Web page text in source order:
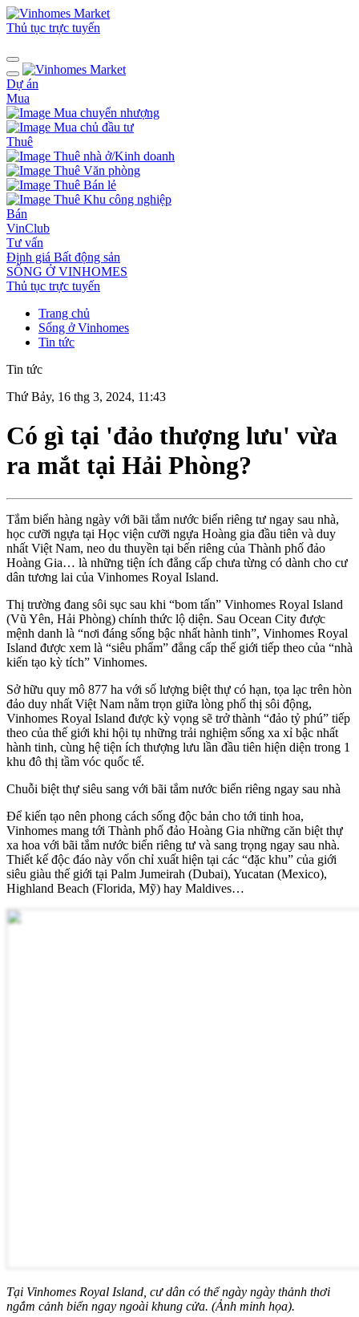
Thủ tục trực tuyến
Dự án
Mua
Mua chuyển nhượng
Mua chủ đầu tư
Thuê
Thuê nhà ở/Kinh doanh
Thuê Văn phòng
Thuê Bán lẻ
Thuê Khu công nghiệp
Bán
VinClub
Tư vấn
Định giá Bất động sản
SỐNG Ở VINHOMES
Thủ tục trực tuyến
Trang chủ
Sống ở Vinhomes
Tin tức
Tin tức
Thứ Bảy, 16 thg 3, 2024, 11:43
Có gì tại 'đảo thượng lưu' vừa
ra mắt tại Hải Phòng?
Tắm biển hàng ngày với bãi tắm nước biển riêng tư ngay sau nhà,
học cưỡi ngựa tại Học viện cưỡi ngựa Hoàng gia đầu tiên và duy
nhất Việt Nam, neo du thuyền tại bến riêng của Thành phố đảo
Hoàng Gia… là những tiện ích đẳng cấp chưa từng có dành cho cư
dân tương lai của Vinhomes Royal Island.
Thị trường đang sôi sục sau khi “bom tấn” Vinhomes Royal Island
(Vũ Yên, Hải Phòng) chính thức lộ diện. Sau Ocean City được
mệnh danh là “nơi đáng sống bậc nhất hành tinh”, Vinhomes Royal
Island được xem là “siêu phẩm” đẳng cấp thế giới tiếp theo của “nhà
kiến tạo kỳ tích” Vinhomes.
Sở hữu quy mô 877 ha với số lượng biệt thự có hạn, tọa lạc trên hòn
đảo duy nhất Việt Nam nằm trọn giữa lòng phố thị sôi động,
Vinhomes Royal Island được kỳ vọng sẽ trở thành “đảo tỷ phú” tiếp
theo của thế giới khi hội tụ những trải nghiệm sống xa xỉ bậc nhất
hành tinh, cùng hệ tiện ích thượng lưu lần đầu tiên hiện diện trong 1
khu đô thị tầm vóc quốc tế.
Chuỗi biệt thự siêu sang với bãi tắm nước biển riêng ngay sau nhà
Để kiến tạo nên phong cách sống độc bản cho tới tinh hoa,
Vinhomes mang tới Thành phố đảo Hoàng Gia những căn biệt thự
xa hoa với bãi tắm nước biển riêng tư và sang trọng ngay sau nhà.
Thiết kế độc đáo này vốn chỉ xuất hiện tại các “đặc khu” của giới
siêu giàu thế giới tại Palm Jumeirah (Dubai), Yucatan (Mexico),
Highland Beach (Florida, Mỹ) hay Maldives…
Tại Vinhomes Royal Island, cư dân có thể ngày ngày thảnh thơi
ngắm cảnh biển ngay ngoài khung cửa. (Ảnh minh họa).